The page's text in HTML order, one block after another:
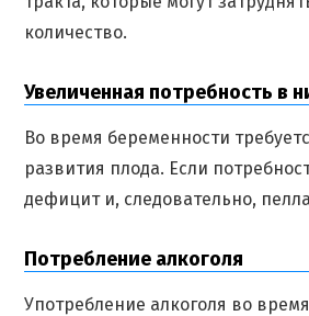
количество.
Увеличенная потребность в
Во время беременности
развития плода. Если
дефицит и, следовательно,
Потребление алкоголя
Употребление алкоголя во